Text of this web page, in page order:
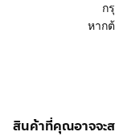
ก
หาก
สินค้าที่คุณอาจจะ